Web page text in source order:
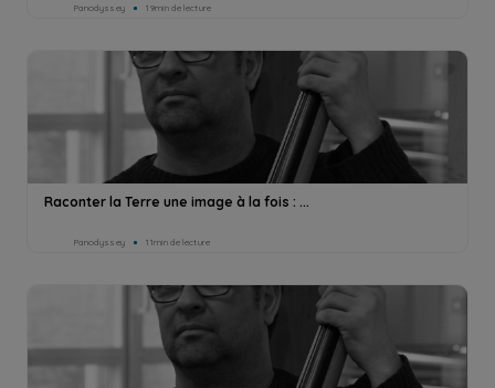
Panodyssey 19min de lecture
Raconter la Terre une image à la fois : ...
Panodyssey 11min de lecture